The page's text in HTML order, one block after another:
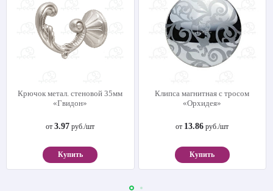
Крючок метал. стеновой 35мм
«Гвидон»
от3.97 руб./шт
Купить
Клипса магнитная с тросом
«Орхидея»
от 13.86 руб./шт
Купить